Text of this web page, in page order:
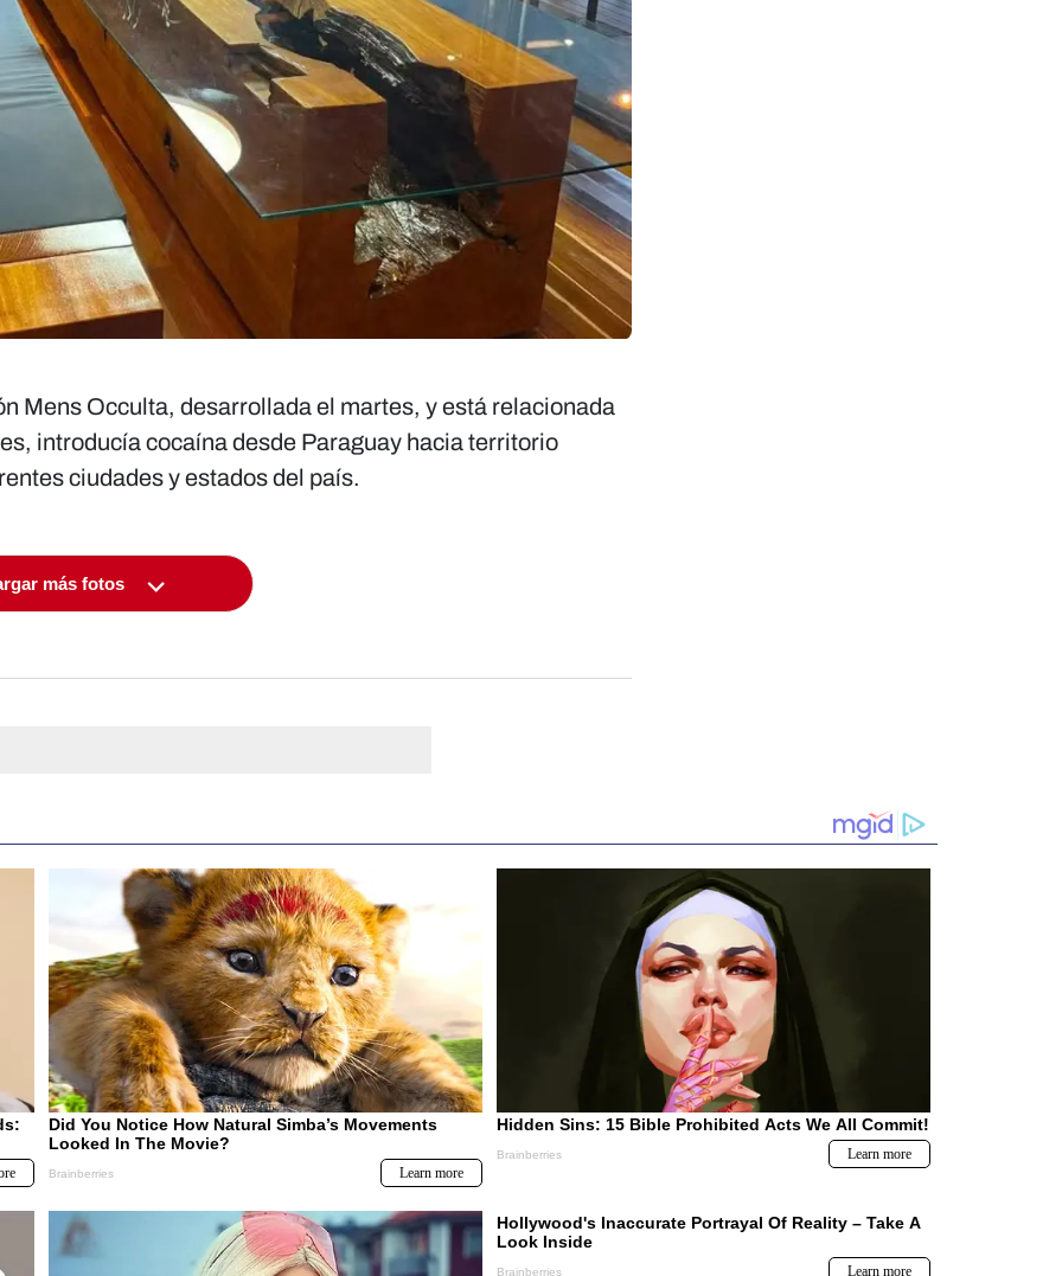
Mens Occulta, desarrollada el martes, y está relacionada
introducía cocaína desde Paraguay hacia territorio
ciudades y estados del país.
más fotos